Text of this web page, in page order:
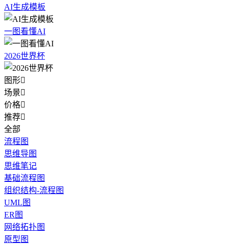
AI生成模板
一图看懂AI
2026世界杯
图形
场景
价格
推荐
全部
流程图
思维导图
思维笔记
基础流程图
组织结构-流程图
UML图
ER图
网络拓扑图
原型图